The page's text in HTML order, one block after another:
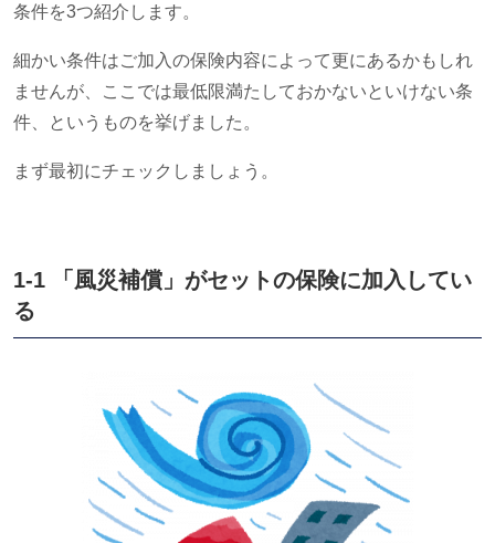
条件を3つ紹介します。
細かい条件はご加入の保険内容によって更にあるかもしれ
ませんが、ここでは最低限満たしておかないといけない条
件、というものを挙げました。
まず最初にチェックしましょう。
1-1 「風災補償」がセットの保険に加入してい
る